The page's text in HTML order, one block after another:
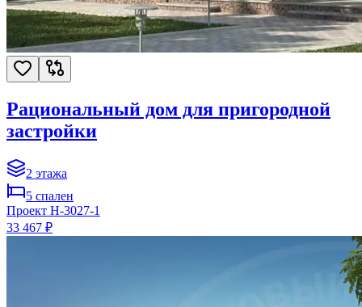
Рациональный дом для пригородной
застройки
2 этажа
5 спален
Проект H-3027-1
33 467 ₽